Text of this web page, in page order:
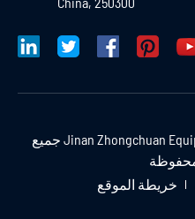
Jinan Zhongchuan جميع
خريطة الموقع